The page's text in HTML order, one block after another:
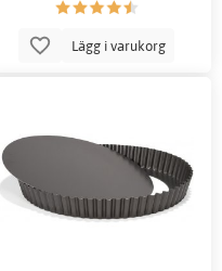
Lägg i varukorg